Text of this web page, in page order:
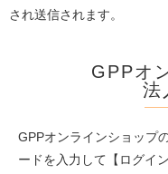
され送信されます。
GPPオ
法
GPPオンラインショップ
ードを入力して【ログイ